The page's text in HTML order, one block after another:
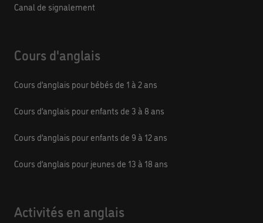
Canal de signalement
Cours d'anglais
Cours d’anglais pour bébés de 1 à 2 ans
Cours d’anglais pour enfants de 3 à 8 ans
Cours d’anglais pour enfants de 9 à 12 ans
Cours d’anglais pour jeunes de 13 à 18 ans
Activités en anglais